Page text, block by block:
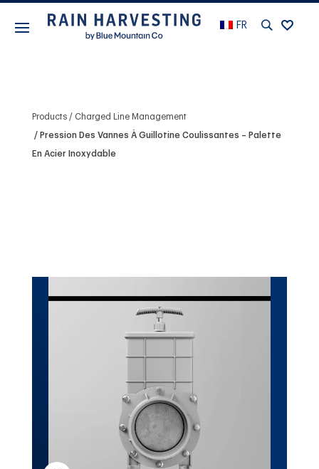
FR
Products Charged Line Management
Pression Des Vannes À Guillotine Coulissantes – Palette
En Acier Inoxydable